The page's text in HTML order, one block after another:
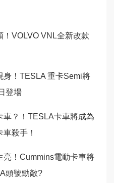
！VOLVO VNL全新改款
身！TESLA 重卡Semi將
登場
車？！TESLA卡車將成為
殺手！
亮！Cummins電動卡車將
頭號勁敵?